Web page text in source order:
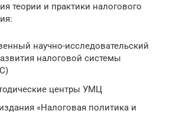
теории и практики налогового
научно-исследовательский
налоговой системы
центры УМЦ
«Налоговая политика и